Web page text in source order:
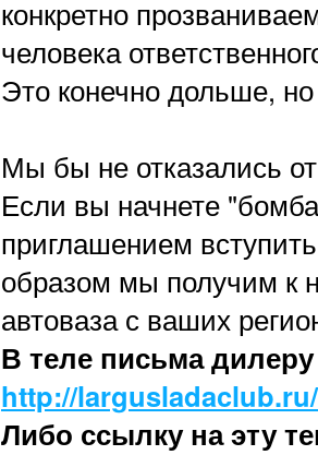
конкретно
человека
Это конечно дольше, но
Мы бы не отказались
Если вы начнете
приглашением
образом мы получим к
автоваза с ваших
В теле письма
http://
Либо ссылку на эту